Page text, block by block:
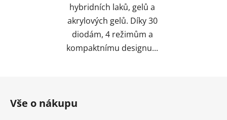
hybridních laků, gelů a
akrylových gelů. Díky 30
diodám, 4 režimům a
kompaktnímu designu...
Vše o nákupu